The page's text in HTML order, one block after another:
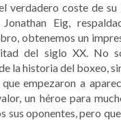
verdadero coste de
Eig,
obtenemos un
del siglo XX. No
la historia del boxeo,
empezaron a
un héroe para
sus oponentes, pero